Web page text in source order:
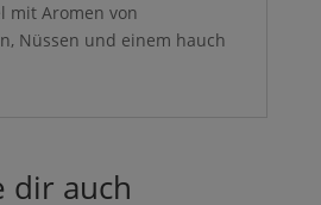
mit Aromen von
Nüssen und einem hauch
dir auch